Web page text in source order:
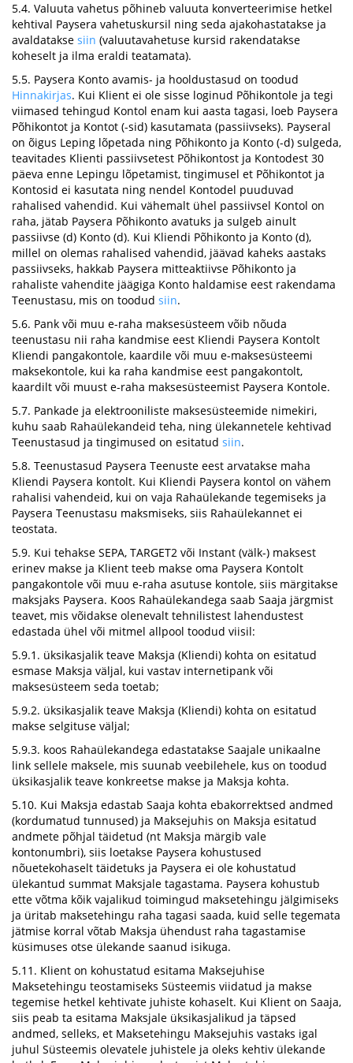
5.4. Valuuta vahetus põhineb valuuta konverteerimise hetkel
kehtival Paysera vahetuskursil ning seda ajakohastatakse ja
avaldatakse siin (valuutavahetuse kursid rakendatakse
koheselt ja ilma eraldi teatamata).
5.5. Paysera Konto avamis- ja hooldustasud on toodud
Hinnakirjas. Kui Klient ei ole sisse loginud Põhikontole ja tegi
viimased tehingud Kontol enam kui aasta tagasi, loeb Paysera
Põhikontot ja Kontot (-sid) kasutamata (passiivseks). Payseral
on õigus Leping lõpetada ning Põhikonto ja Konto (-d) sulgeda,
teavitades Klienti passiivsetest Põhikontost ja Kontodest 30
päeva enne Lepingu lõpetamist, tingimusel et Põhikontot ja
Kontosid ei kasutata ning nendel Kontodel puuduvad
rahalised vahendid. Kui vähemalt ühel passiivsel Kontol on
raha, jätab Paysera Põhikonto avatuks ja sulgeb ainult
passiivse (d) Konto (d). Kui Kliendi Põhikonto ja Konto (d),
millel on olemas rahalised vahendid, jäävad kaheks aastaks
passiivseks, hakkab Paysera mitteaktiivse Põhikonto ja
rahaliste vahendite jäägiga Konto haldamise eest rakendama
Teenustasu, mis on toodud siin.
5.6. Pank või muu e-raha maksesüsteem võib nõuda
teenustasu nii raha kandmise eest Kliendi Paysera Kontolt
Kliendi pangakontole, kaardile või muu e-maksesüsteemi
maksekontole, kui ka raha kandmise eest pangakontolt,
kaardilt või muust e-raha maksesüsteemist Paysera Kontole.
5.7. Pankade ja elektrooniliste maksesüsteemide nimekiri,
kuhu saab Rahaülekandeid teha, ning ülekannetele kehtivad
Teenustasud ja tingimused on esitatud siin.
5.8. Teenustasud Paysera Teenuste eest arvatakse maha
Kliendi Paysera kontolt. Kui Kliendi Paysera kontol on vähem
rahalisi vahendeid, kui on vaja Rahaülekande tegemiseks ja
Paysera Teenustasu maksmiseks, siis Rahaülekannet ei
teostata.
5.9. Kui tehakse SEPA, TARGET2 või Instant (välk-) maksest
erinev makse ja Klient teeb makse oma Paysera Kontolt
pangakontole või muu e-raha asutuse kontole, siis märgitakse
maksjaks Paysera. Koos Rahaülekandega saab Saaja järgmist
teavet, mis võidakse olenevalt tehnilistest lahendustest
edastada ühel või mitmel allpool toodud viisil:
5.9.1. üksikasjalik teave Maksja (Kliendi) kohta on esitatud
esmase Maksja väljal, kui vastav internetipank või
maksesüsteem seda toetab;
5.9.2. üksikasjalik teave Maksja (Kliendi) kohta on esitatud
makse selgituse väljal;
5.9.3. koos Rahaülekandega edastatakse Saajale unikaalne
link sellele maksele, mis suunab veebilehele, kus on toodud
üksikasjalik teave konkreetse makse ja Maksja kohta.
5.10. Kui Maksja edastab Saaja kohta ebakorrektsed andmed
(kordumatud tunnused) ja Maksejuhis on Maksja esitatud
andmete põhjal täidetud (nt Maksja märgib vale
kontonumbri), siis loetakse Paysera kohustused
nõuetekohaselt täidetuks ja Paysera ei ole kohustatud
ülekantud summat Maksjale tagastama. Paysera kohustub
ette võtma kõik vajalikud toimingud maksetehingu jälgimiseks
ja üritab maksetehingu raha tagasi saada, kuid selle tegemata
jätmise korral võtab Maksja ühendust raha tagastamise
küsimuses otse ülekande saanud isikuga.
5.11. Klient on kohustatud esitama Maksejuhise
Maksetehingu teostamiseks Süsteemis viidatud ja makse
tegemise hetkel kehtivate juhiste kohaselt. Kui Klient on Saaja,
siis peab ta esitama Maksjale üksikasjalikud ja täpsed
andmed, selleks, et Maksetehingu Maksejuhis vastaks igal
juhul Süsteemis olevatele juhistele ja oleks kehtiv ülekande